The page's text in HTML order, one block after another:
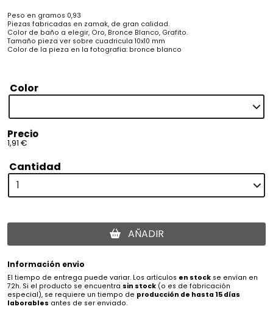
Peso en gramos 0,93
Piezas fabricadas en zamak, de gran calidad.
Color de baño a elegir, Oro, Bronce Blanco, Grafito.
Tamaño pieza ver sobre cuadricula 10x10 mm
Color de la pieza en la fotografía: bronce blanco
Color
Precio
1,91 €
Cantidad
AÑADIR
Información envio
El tiempo de entrega puede variar. Los artículos en stock se envían en
72h. Si el producto se encuentra sin stock (o es de fabricación
especial), se requiere un tiempo de producción de hasta 15 días
laborables antes de ser enviado.